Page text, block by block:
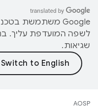
לשפה המועדפת עליך.
שגיאות.
AOSP